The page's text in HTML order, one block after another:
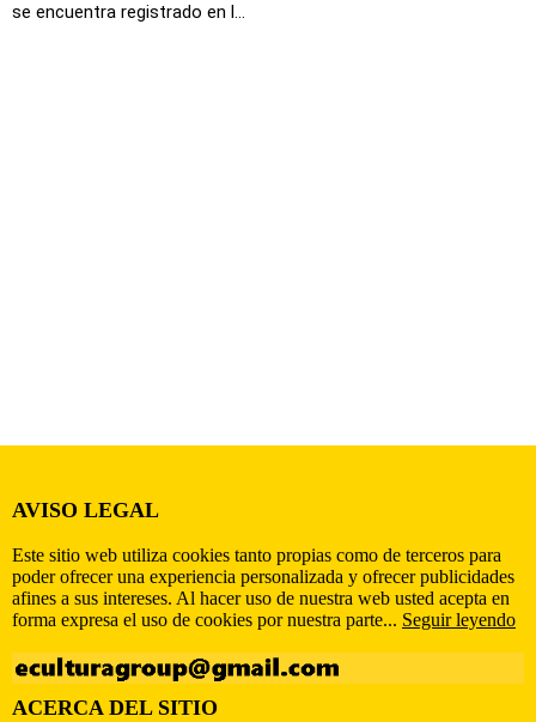
se encuentra registrado en l...
AVISO LEGAL
Este sitio web utiliza cookies tanto propias como de terceros para
poder ofrecer una experiencia personalizada y ofrecer publicidades
afines a sus intereses. Al hacer uso de nuestra web usted acepta en
forma expresa el uso de cookies por nuestra parte... Seguir leyendo
ACERCA DEL SITIO